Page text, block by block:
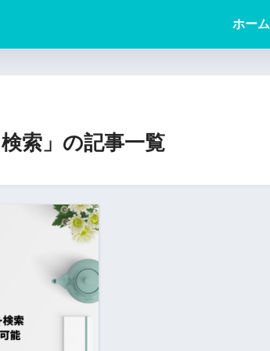
ホーム
索」の記事一覧